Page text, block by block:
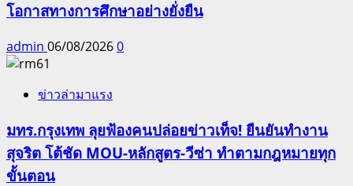
โอกาสทางการศึกษาอย่างยั่งยืน
admin 06/08/20260
ข่าวล่ามาแรง
มทร.กรุงเทพ ลุยฟ้องคนปล่อยข่าวเท็จ! ยืนยันทำงาน
สุจริต โต้ชัด MOU-หลักสูตร-วีซ่า ทำตามกฎหมายทุก
ขั้นตอน